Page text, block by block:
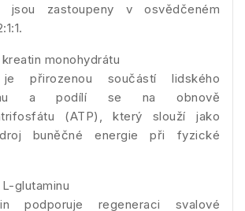
jsou zastoupeny v osvědčeném
monohydrátu
je přirozenou součástí lidského
a podílí se na obnově
(ATP), který slouží jako
buněčné energie při fyzické
glutaminu
podporuje regeneraci svalové